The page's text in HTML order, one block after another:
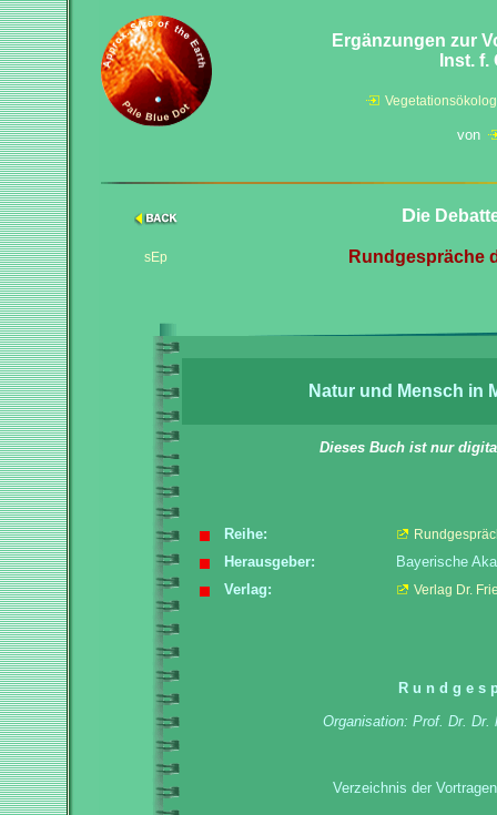
Ergänzungen zur
Inst.
von
Die
sEp Rundgespräche
Natur und Mensch in
Dieses Buch ist nur
Reihe:
Herausgeber:
Bayerische
Verlag:
Verlag Dr.
R u n d g e
Organisation: Prof. Dr.
Verzeichnis der